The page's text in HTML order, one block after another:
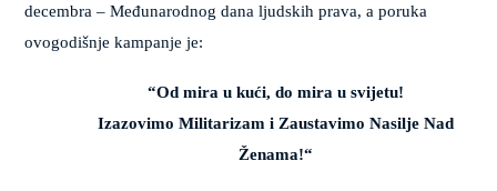
decembra – Međunarodnog dana ljudskih prava, a poruka
ovogodišnje kampanje je:
“Od mira u kući, do mira u svijetu!
Izazovimo Militarizam i Zaustavimo Nasilje Nad
Ženama!“